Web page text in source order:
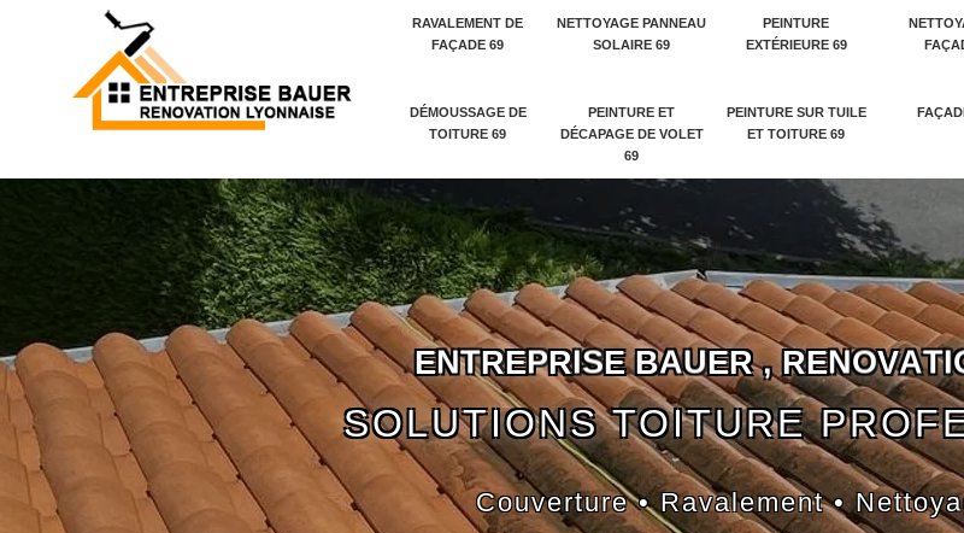
RAVALEMENT DE
FAÇADE 69
NETTOYAGE PANNEAU
SOLAIRE 69
PEINTURE
EXTÉRIEURE 69
DÉMOUSSAGE DE
TOITURE 69
PEINTURE ET
DÉCAPAGE DE VOLET
69
PEINTURE SUR TUILE
ET TOITURE 69
ENTREPRISE BAUER , RENOVATI
SOLUTIONS TOITURE
Couverture • Ravalement •